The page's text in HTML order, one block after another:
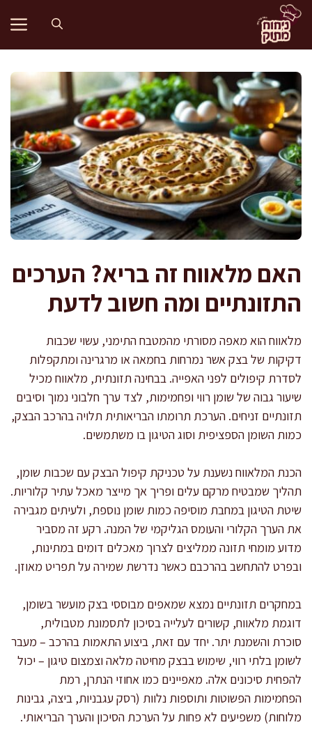
לדלג
לתוכן
האם מלאווח זה בריא? הערכים
התזונתיים ומה חשוב לדעת
מלאווח הוא מאפה מסורתי מהמטבח התימני, עשוי שכבות
דקיקות של בצק אשר נמרחות בחמאה או מרגרינה ומתקפלות
לסדרת קיפולים לפני האפייה. בבחינה תזונתית, מלאווח מכיל
שיעור גבוה של שומן רווי ופחמימות, לצד ערך חלבוני נמוך וסיבים
תזונתיים זניחים. הערכת תרומתו הבריאותית תלויה בהרכב הבצק,
כמות השומן הספציפית וסוג הטיגון בו משתמשים.
הכנת המלאווח נשענת על טכניקת קיפול הבצק עם שכבות שומן,
תהליך שמבטיח מרקם עלים ופריך אך מייצר מאכל עתיר קלוריות.
שיטת הטיגון במחבת מוסיפה כמות שומן נוספת, ולעיתים מגבירה
את הערך הקלורי והעומס הגליקמי של המנה. רקע זה מסביר
מדוע מומחי תזונה ממליצים לצרוך מאכלים דומים במתינות,
ובפרט להתחשב בהרכבם כאשר נדרשת שמירה על תפריט מאוזן.
במחקרים תזונתיים נמצא שמאפים מבוססי בצק מועשר בשומן,
דוגמת מלאווח, קשורים לעלייה בסיכון לתסמונת מטבולית,
סוכרת והשמנת יתר. יחד עם זאת, ביצוע התאמות בהרכב – מעבר
לשומן בלתי רווי, שימוש בבצק מחיטה מלאה וצמצום טיגון – יכול
להפחית סיכונים אלה. מאפיינים כמו אחוזי הנתרן, רמת
הפחמימות הפשוטות ותוספות נלוות (רסק עגבניות, ביצה, גבינות
מלוחות) משפיעים לא פחות על הערכת הסיכון והערך הבריאותי.